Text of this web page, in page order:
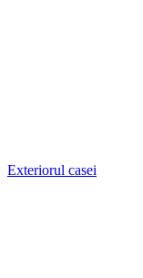
Exteriorul casei